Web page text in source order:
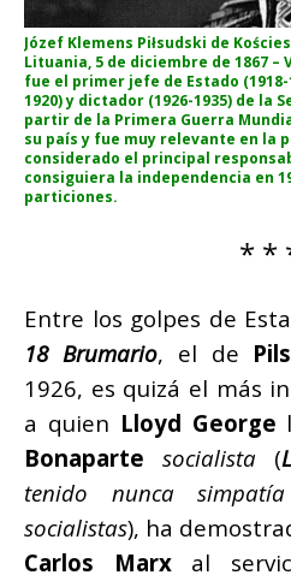
Józef Klemens Piłsudski de
Lituania, 5 de diciembre de 1867 –
fue el primer jefe de Estado
1920) y dictador (1926-1935) de la
partir de la Primera Guerra
su país y fue muy relevante en la
considerado el principal
consiguiera la independencia en
particiones.
* *
Entre los golpes de
18 Brumario, el de
1926, es quizá el más
a quien Lloyd George
Bonaparte
socialista (
tenido nunca
socialistas), ha
Carlos Marxal